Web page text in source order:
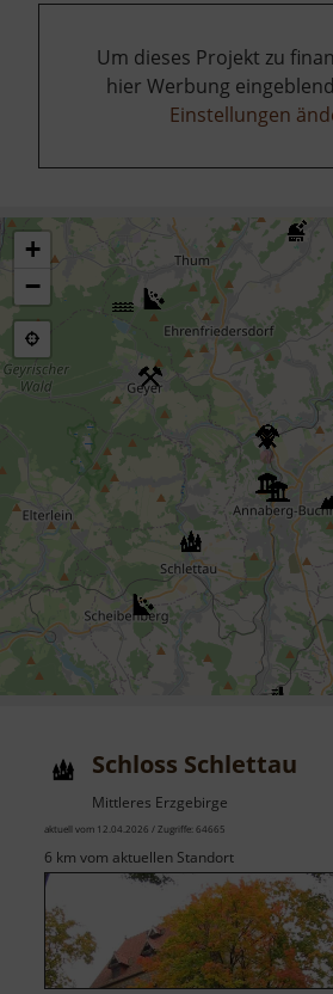
Um dieses Projekt zu
hier Werbung
Einstellungen
+
−
Schloss Schlettau
Mittleres Erzgebirge
aktuell vom 12.04.2026 / Zugriffe: 64665
6 km vom aktuellen Standort